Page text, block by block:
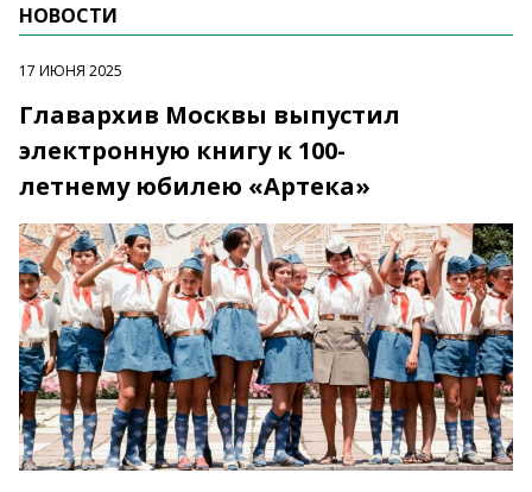
НОВОСТИ
17 ИЮНЯ 2025
Главархив Москвы выпустил
электронную книгу к 100-
летнему юбилею «Артека»